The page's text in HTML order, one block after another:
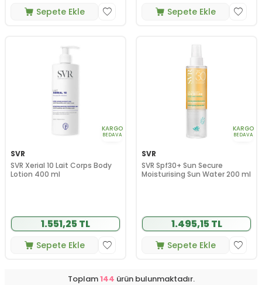
Sepete Ekle Sepete Ekle
KARGO
BEDAVA
SVR
SVR Xerial 10 Lait Corps Body
Lotion 400 ml
1.551,25 TL
Sepete Ekle
KARGO
BEDAVA
SVR
SVR Spf30+ Sun Secure
Moisturising Sun Water 200 ml
1.495,15 TL
Sepete Ekle
Toplam144 ürün bulunmaktadır.